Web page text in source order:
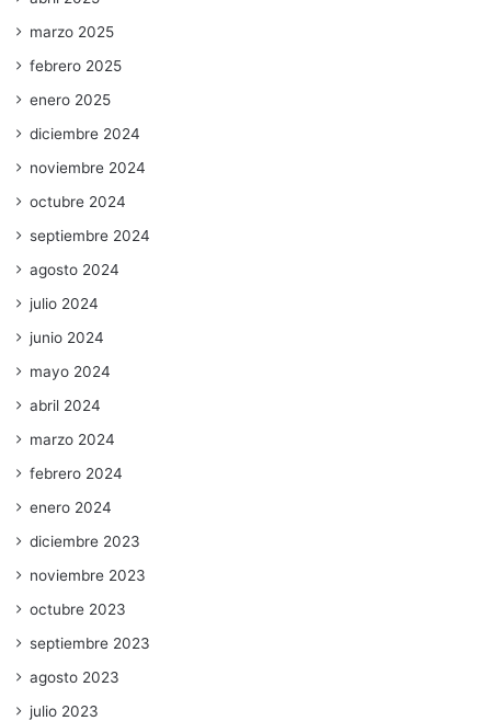
marzo 2025
febrero 2025
enero 2025
diciembre 2024
noviembre 2024
octubre 2024
septiembre 2024
agosto 2024
julio 2024
junio 2024
mayo 2024
abril 2024
marzo 2024
febrero 2024
enero 2024
diciembre 2023
noviembre 2023
octubre 2023
septiembre 2023
agosto 2023
julio 2023